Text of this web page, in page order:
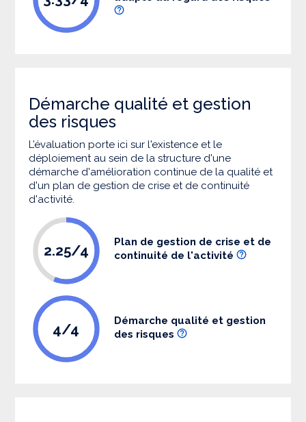
Démarche qualité et gestion
des risques
L’évaluation porte ici sur l'existence et le
déploiement au sein de la structure d'une
démarche d'amélioration continue de la qualité et
d'un plan de gestion de crise et de continuité
d'activité.
2.25/4
Plan de gestion de crise et de
continuité de l'activité
4/4
Démarche qualité et gestion
des risques